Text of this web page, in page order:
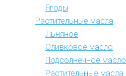
Ягоды
Растительные масла
Льняное
Оливковое масло
Подсолнечное масло
Растительные масла